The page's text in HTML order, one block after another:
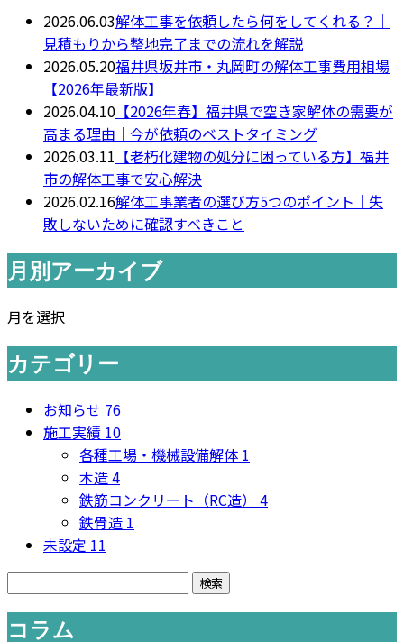
2026.06.03解体工事を依頼したら何をしてくれる？｜
見積もりから整地完了までの流れを解説
2026.05.20福井県坂井市・丸岡町の解体工事費用相場
【2026年最新版】
2026.04.10 【2026年春】福井県で空き家解体の需要が
高まる理由｜今が依頼のベストタイミング
2026.03.11 【老朽化建物の処分に困っている方】福井
市の解体工事で安心解決
2026.02.16解体工事業者の選び方5つのポイント｜失
敗しないために確認すべきこと
月別アーカイブ
月を選択
カテゴリー
お知らせ 76
施工実績 10
各種工場・機械設備解体 1
木造4
鉄筋コンクリート（RC造） 4
鉄骨造 1
未設定 11
コラム